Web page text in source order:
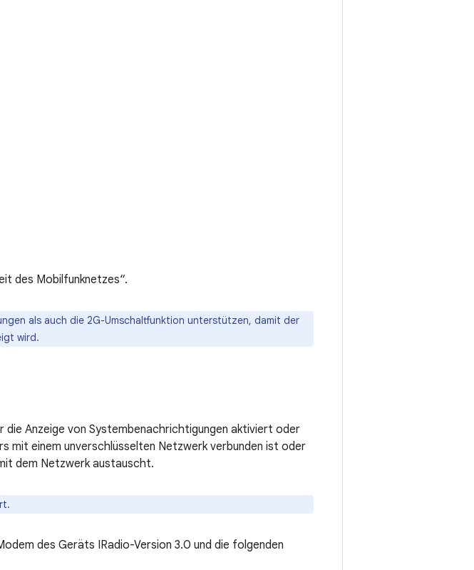
des Mobilfunknetzes“.
als auch die 2G-Umschaltfunktion unterstützen, damit der
wird.
die Anzeige von Systembenachrichtigungen aktiviert oder
mit einem unverschlüsselten Netzwerk verbunden ist oder
dem Netzwerk austauscht.
des Geräts IRadio-Version 3.0 und die folgenden